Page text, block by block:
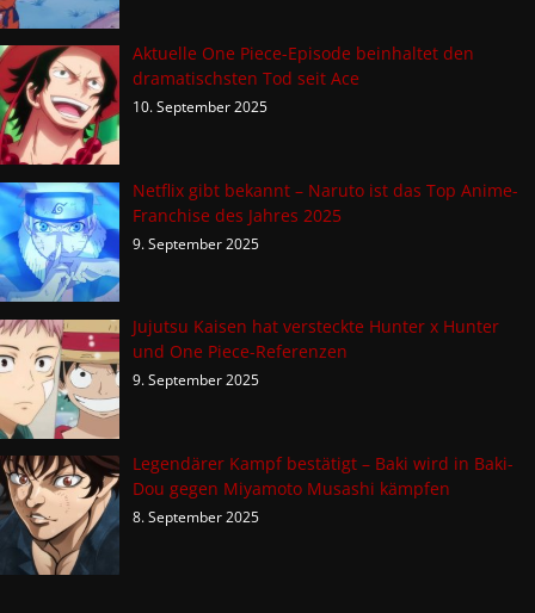
Aktuelle One Piece-Episode beinhaltet den
dramatischsten Tod seit Ace
10. September 2025
Netflix gibt bekannt – Naruto ist das Top Anime-
Franchise des Jahres 2025
9. September 2025
Jujutsu Kaisen hat versteckte Hunter x Hunter
und One Piece-Referenzen
9. September 2025
Legendärer Kampf bestätigt – Baki wird in Baki-
Dou gegen Miyamoto Musashi kämpfen
8. September 2025